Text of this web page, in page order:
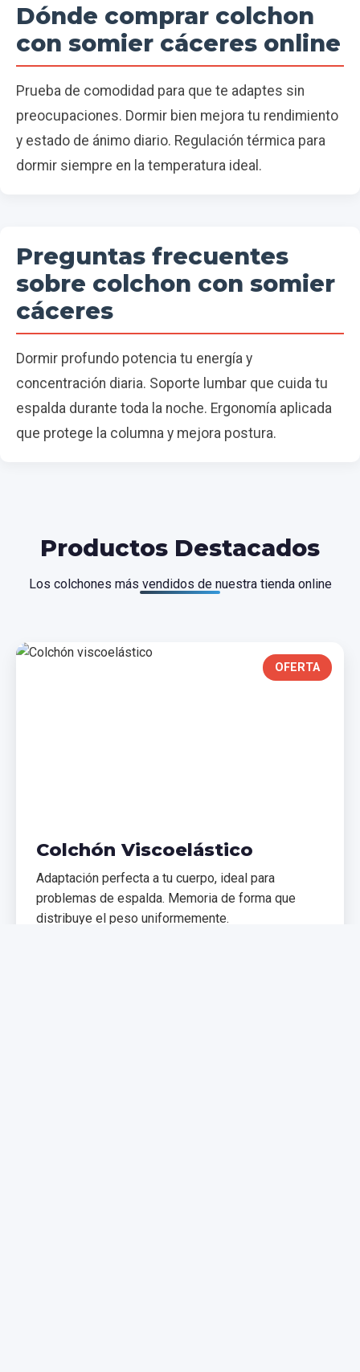
Dónde comprar colchon
con somier cáceres online
Prueba de comodidad para que te adaptes sin
preocupaciones. Dormir bien mejora tu rendimiento
y estado de ánimo diario. Regulación térmica para
dormir siempre en la temperatura ideal.
Preguntas frecuentes
sobre colchon con somier
cáceres
Dormir profundo potencia tu energía y
concentración diaria. Soporte lumbar que cuida tu
espalda durante toda la noche. Ergonomía aplicada
que protege la columna y mejora postura.
Productos Destacados
Los colchones más vendidos de nuestra tienda online
OFERTA
Colchón Viscoelástico
Adaptación perfecta a tu cuerpo, ideal para
problemas de espalda. Memoria de forma que
distribuye el peso uniformemente.